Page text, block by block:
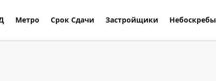
Метро Срок Сдачи Застройщики Небоскребы